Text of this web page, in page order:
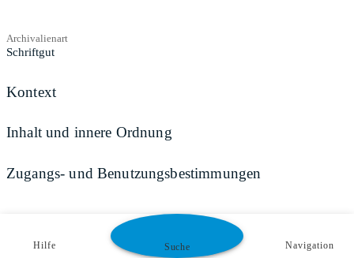
Archivalienart
Schriftgut
Kontext
Inhalt und innere Ordnung
Zugangs- und Benutzungsbestimmungen
Hilfe Suche Navigation